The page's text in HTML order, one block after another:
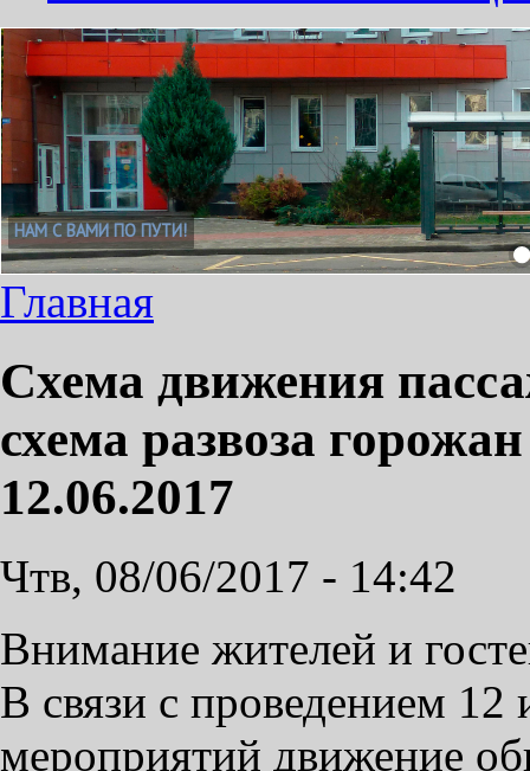
НАМ С ВАМИ ПО ПУТИ!
Главная
Схема движения
схема развоза
12.06.2017
Чтв, 08/06/2017 - 14:42
Внимание жителей и
В связи с проведением
мероприятий движение